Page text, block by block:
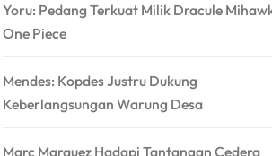
Yoru: Pedang Terkuat Milik Dracule
One Piece
Mendes: Kopdes Justru Dukung
Keberlangsungan Warung Desa
Marc Marquez Hadapi Tantangan Cedera